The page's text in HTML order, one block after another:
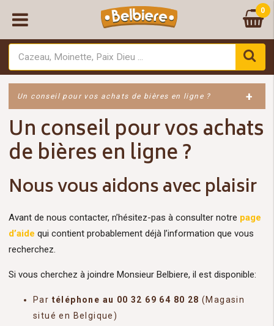
0
Un conseil pour vos achats de bières en ligne ? +
Un conseil pour vos achats
de bières en ligne ?
Nous vous aidons avec plaisir
Avant de nous contacter, n’hésitez-pas à consulter notre page
d’aide qui contient probablement déjà l’information que vous
recherchez.
Si vous cherchez à joindre Monsieur Belbiere, il est disponible:
Par téléphone au 00 32 69 64 80 28 (Magasin
situé en Belgique)